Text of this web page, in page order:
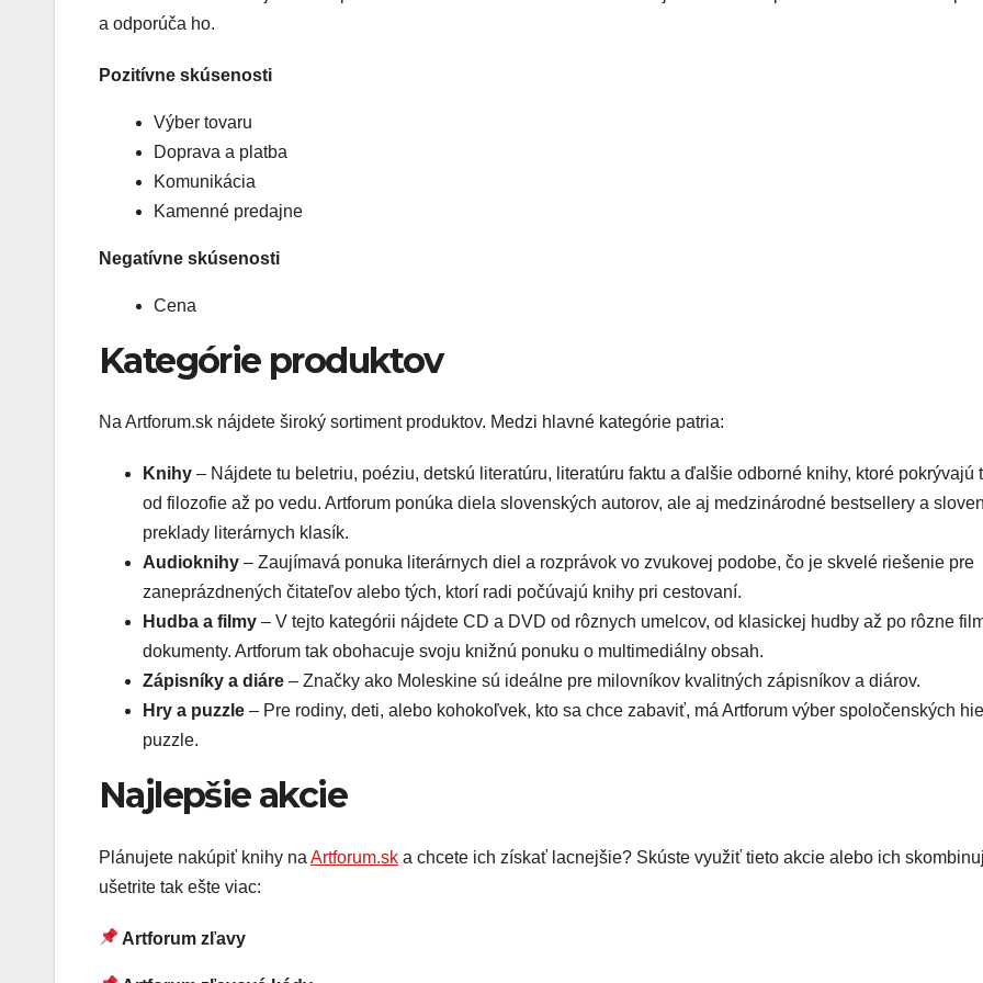
a odporúča ho.
Pozitívne skúsenosti
Výber tovaru
Doprava a platba
Komunikácia
Kamenné predajne
Negatívne skúsenosti
Cena
Kategórie produktov
Na Artforum.sk nájdete široký sortiment produktov. Medzi hlavné kategórie patria:
Knihy – Nájdete tu beletriu, poéziu, detskú literatúru, literatúru faktu a ďalšie odborné knihy, ktoré pokrývajú
od filozofie až po vedu. Artforum ponúka diela slovenských autorov, ale aj medzinárodné bestsellery a
preklady literárnych klasík.
Audioknihy – Zaujímavá ponuka literárnych diel a rozprávok vo zvukovej podobe, čo je skvelé riešenie pre
zaneprázdnených čitateľov alebo tých, ktorí radi počúvajú knihy pri cestovaní.
Hudba a filmy – V tejto kategórii nájdete CD a DVD od rôznych umelcov, od klasickej hudby až po rôzne
dokumenty. Artforum tak obohacuje svoju knižnú ponuku o multimediálny obsah.
Zápisníky a diáre – Značky ako Moleskine sú ideálne pre milovníkov kvalitných zápisníkov a diárov.
Hry a puzzle – Pre rodiny, deti, alebo kohokoľvek, kto sa chce zabaviť, má Artforum výber spoločenských
puzzle.
Najlepšie akcie
Plánujete nakúpiť knihy na Artforum.sk a chcete ich získať lacnejšie? Skúste využiť tieto akcie alebo ich
ušetrite tak ešte viac:
Artforum zľavy